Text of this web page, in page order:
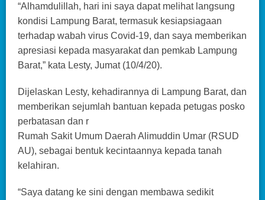
“Alhamdulillah, hari ini saya dapat melihat langsung
kondisi Lampung Barat, termasuk kesiapsiagaan
terhadap wabah virus Covid-19, dan saya memberikan
apresiasi kepada masyarakat dan pemkab Lampung
Barat,” kata Lesty, Jumat (10/4/20).
Dijelaskan Lesty, kehadirannya di Lampung Barat, dan
memberikan sejumlah bantuan kepada petugas posko
perbatasan dan r
Rumah Sakit Umum Daerah Alimuddin Umar (RSUD
AU), sebagai bentuk kecintaannya kepada tanah
kelahiran.
“Saya datang ke sini dengan membawa sedikit